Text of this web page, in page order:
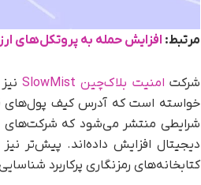
مرتبط: افزایش حمله به پروتکل‌های ارز
شرکت امنیت بلاک‌چین SlowMist
خواسته است که آدرس کیف پول‌های
شرایطی منتشر می‌شود که شرکت‌های
کتابخانه‌های رمزنگاری پرکاربرد